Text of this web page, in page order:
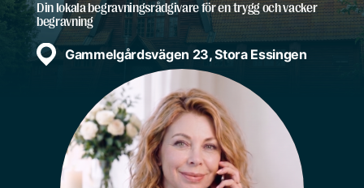
Din lokala begravningsrådgivare för en trygg och vacker
begravning
Gammelgårdsvägen 23, Stora Essingen